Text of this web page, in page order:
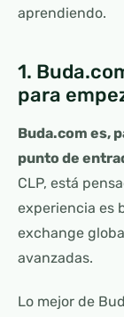
aprendiendo.
1.
para
Buda.com es,
punto de
CLP, está
experiencia es
exchange
avanzadas.
Lo mejor de